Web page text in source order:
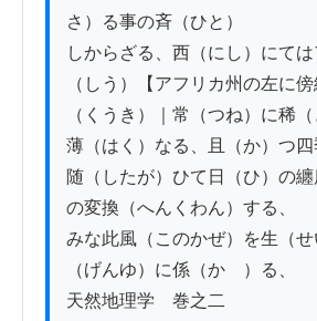
さ）る事の斉（ひと）
しからざる、西（にし）にては
（しう）【アフリカ州の左に
（くうき）｜常（つね）に稀（
薄（はく）なる、且（か）つ
随（したが）ひて日（ひ）の纏
の変換（へんくわん）する、
みな此風（このかぜ）を生（
（げんゆ）に係（かゝ）る、
天然地理学　巻之二　　　　